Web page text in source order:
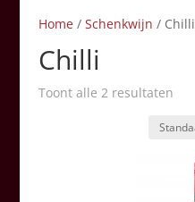
Home/ Schenkwijn / Chilli
Chilli
Toont alle 2 resultaten